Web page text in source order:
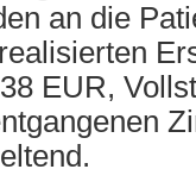
an die
EUR,